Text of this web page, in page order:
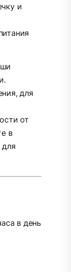
и
для
от
в
в день